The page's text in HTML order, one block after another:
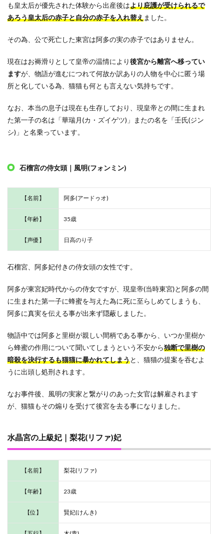
も皇太后が優先された体験から出産後はより庇護が受けられるで
あろう皇太后の赤子と自分の赤子を入れ替えました。
その為、公で死亡した東宮は阿多の実の赤子ではありません。
現在はお褥滑りとして皇帝の温情により後宮から離宮へ移ってい
ますが、物語が進むにつれて何故か訳ありの人物を中心に匿う場
所と化している為、猫猫も何とも言えない気持ちです。
なお、本当の息子は現在も生存しており、現皇帝との間に生まれ
た第一子の名は「華瑞月(カ・ズイゲツ)」またの名を「壬氏(ジン
シ)」と名乗っています。
石榴宮の侍女頭｜風明(フォンミン)
【名前】 阿多(アードゥオ)
【年齢】 35歳
【声優】 日高のり子
石榴宮、阿多妃付きの侍女頭の女性です。
阿多が東宮妃時代からの侍女ですが、現皇帝(当時東宮)と阿多の間
に生まれた第一子に蜂蜜を与えた為に死に至らしめてしまうも、
阿多に真実を伝える事が出来ず隠蔽しました。
物語中では阿多と里樹が親しい間柄である事から、いつか里樹か
ら蜂蜜の作用について聞いてしまうという不安から独断で里樹の
暗殺を決行するも猫猫に暴かれてしまうと、猫猫の提案を吞むよ
うに出頭し処刑されます。
なお事件後、風明の実家と繋がりのあった女官は解雇されます
が、猫猫もその煽りを受けて後宮を去る事になりました。
水晶宮の上級妃｜梨花(リファ)妃
【名前】 梨花(リファ)
【年齢】 23歳
【位】 賢妃(けんき)